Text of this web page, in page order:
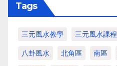
Tags
三元風水教學 三元風水課程
八卦風水 北角區 南區